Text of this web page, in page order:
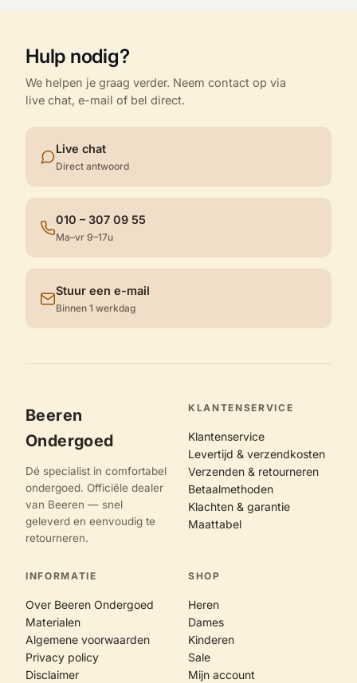
Hulp nodig?
We helpen je graag verder. Neem contact op via
live chat, e-mail of bel direct.
Live chat
Direct antwoord
010 – 307 09 55
Ma–vr 9–17u
Stuur een e-mail
Binnen 1 werkdag
Beeren
Ondergoed
Dé specialist in comfortabel
ondergoed. Officiële dealer
van Beeren — snel
geleverd en eenvoudig te
retourneren.
KLANTENSERVICE
Klantenservice
Levertijd & verzendkosten
Verzenden & retourneren
Betaalmethoden
Klachten & garantie
Maattabel
INFORMATIE
Over Beeren Ondergoed
Materialen
Algemene voorwaarden
Privacy policy
Disclaimer
SHOP
Heren
Dames
Kinderen
Sale
Mijn account